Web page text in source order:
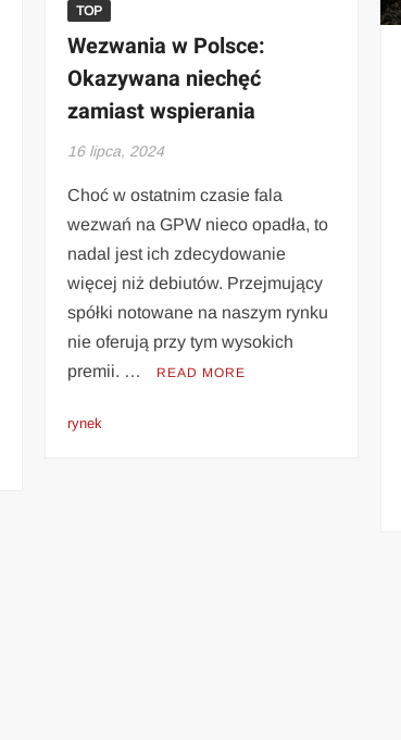
TOP
Wezwania w Polsce:
Okazywana niechęć
zamiast wspierania
16 lipca, 2024
Choć w ostatnim czasie fala
wezwań na GPW nieco opadła, to
nadal jest ich zdecydowanie
więcej niż debiutów. Przejmujący
spółki notowane na naszym rynku
nie oferują przy tym wysokich
premii. …
READ MORE
rynek